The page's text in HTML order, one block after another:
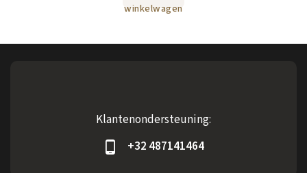
winkelwagen
Klantenondersteuning:
+32 487141464